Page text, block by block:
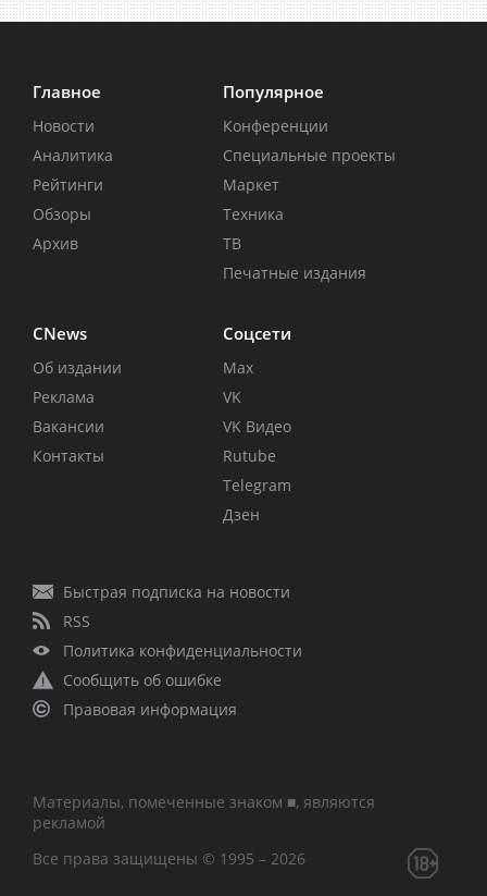
Главное
Новости
Аналитика
Рейтинги
Обзоры
Архив
Популярное
Конференции
Специальные проекты
Маркет
Техника
ТВ
Печатные издания
CNews
Об издании
Реклама
Вакансии
Контакты
Соцсети
Max
VK
VK Видео
Rutube
Telegram
Дзен
Быстрая подписка на новости
RSS
Политика конфиденциальности
Сообщить об ошибке
Правовая информация
Материалы, помеченные знаком ■, являются
рекламой
Все права защищены © 1995 – 2026